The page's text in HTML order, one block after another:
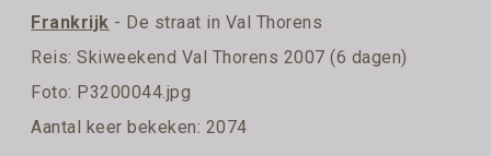
Frankrijk - De straat in Val Thorens
Reis:Skiweekend Val Thorens 2007 (6 dagen)
Foto: P3200044.jpg
Aantal keer bekeken: 2074